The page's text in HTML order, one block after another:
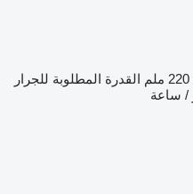
220 ملم
القدرة المطلوبة للجرار